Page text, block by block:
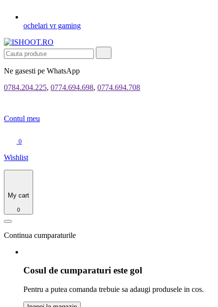
ochelari vr gaming
Ne gasesti pe WhatsApp
0784.204.225, 0774.694.698, 0774.694.708
Contul meu
0
Wishlist
My cart
0
Continua cumparaturile
Cosul de cumparaturi este gol
Pentru a putea comanda trebuie sa adaugi produsele in cos.